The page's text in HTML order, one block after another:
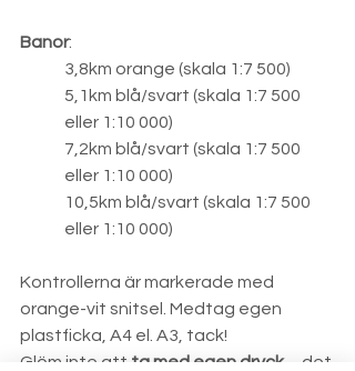
Banor:
3,8km orange (skala 1:7 500)
5,1km blå/svart (skala 1:7 500
eller 1:10 000)
7,2km blå/svart (skala 1:7 500
eller 1:10 000)
10,5km blå/svart (skala 1:7 500
eller 1:10 000)
Kontrollerna är markerade med
orange-vit snitsel. Medtag egen
plastficka, A4 el. A3, tack!
Glöm inte att ta med egen dryck – det